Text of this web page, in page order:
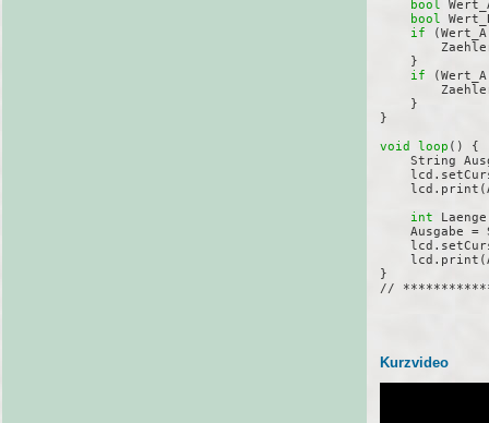
bool
bool
if
    }
if
    }
}
void loop () {
String
int
Ausgabe =
}
//
Kurzvideo